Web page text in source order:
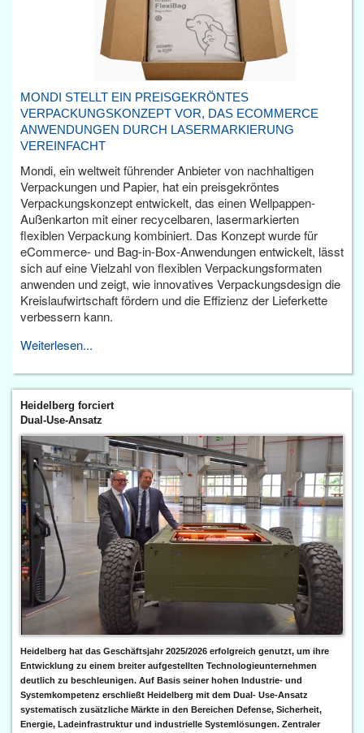
MONDI STELLT EIN PREISGEKRÖNTES
VERPACKUNGSKONZEPT VOR, DAS ECOMMERCE
ANWENDUNGEN DURCH LASERMARKIERUNG
VEREINFACHT
Mondi, ein weltweit führender Anbieter von nachhaltigen
Verpackungen und Papier, hat ein preisgekröntes
Verpackungskonzept entwickelt, das einen Wellpappen-
Außenkarton mit einer recycelbaren, lasermarkierten
flexiblen Verpackung kombiniert. Das Konzept wurde für
eCommerce- und Bag-in-Box-Anwendungen entwickelt, lässt
sich auf eine Vielzahl von flexiblen Verpackungsformaten
anwenden und zeigt, wie innovatives Verpackungsdesign die
Kreislaufwirtschaft fördern und die Effizienz der Lieferkette
verbessern kann.
Weiterlesen...
Heidelberg forciert
Dual-Use-Ansatz
Heidelberg hat das Geschäftsjahr 2025/2026 erfolgreich genutzt, um ihre
Entwicklung zu einem breiter aufgestellten Technologieunternehmen
deutlich zu beschleunigen. Auf Basis seiner hohen Industrie- und
Systemkompetenz erschließt Heidelberg mit dem Dual- Use-Ansatz
systematisch zusätzliche Märkte in den Bereichen Defense, Sicherheit,
Energie, Ladeinfrastruktur und industrielle Systemlösungen. Zentraler